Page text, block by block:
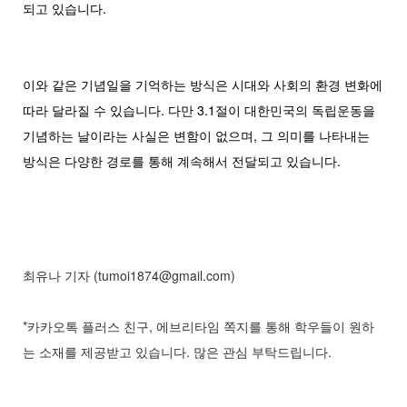
되고 있습니다.
이와 같은 기념일을 기억하는 방식은 시대와 사회의 환경 변화에
따라 달라질 수 있습니다. 다만 3.1절이 대한민국의 독립운동을
기념하는 날이라는 사실은 변함이 없으며, 그 의미를 나타내는
방식은 다양한 경로를 통해 계속해서 전달되고 있습니다.
최유나 기자 (tumoi1874@gmail.com)
*카카오톡 플러스 친구, 에브리타임 쪽지를 통해 학우들이 원하
는 소재를 제공받고 있습니다. 많은 관심 부탁드립니다.